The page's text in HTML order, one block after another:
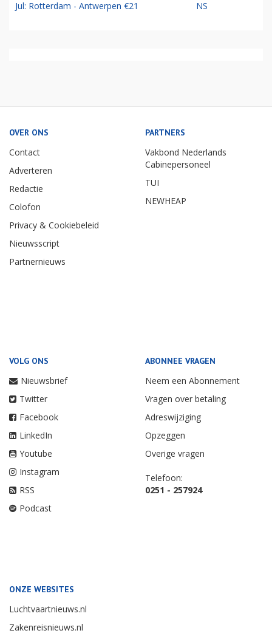
Jul: Rotterdam - Antwerpen €21 NS
OVER ONS
Contact
Adverteren
Redactie
Colofon
Privacy & Cookiebeleid
Nieuwsscript
Partnernieuws
PARTNERS
Vakbond Nederlands
Cabinepersoneel
TUI
NEWHEAP
VOLG ONS
Nieuwsbrief
Twitter
Facebook
LinkedIn
Youtube
Instagram
RSS
Podcast
ABONNEE VRAGEN
Neem een Abonnement
Vragen over betaling
Adreswijziging
Opzeggen
Overige vragen
Telefoon:
0251 - 257924
ONZE WEBSITES
Luchtvaartnieuws.nl
Zakenreisnieuws.nl